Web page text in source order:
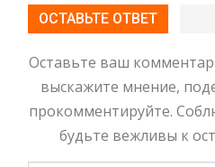
ОСТАВЬТЕ ОТВЕТ
Оставьте ваш
выскажите мнение,
прокомментируйте.
будьте вежливы к